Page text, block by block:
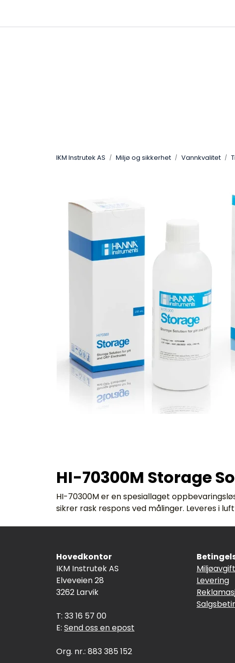
IKM Instrutek AS Miljø og sikkerhet Vannkvalitet
HI-70300M Storage
HI-70300M er en spesiallaget
sikrer rask respons ved målinger. Leveres i
Hovedkontor
IKM Instrutek AS
Elveveien 28
3262 Larvik
T: 33 16 57 00
E: Send oss en epost
Org. nr.: 883 385 152
Miljøavgift
Levering